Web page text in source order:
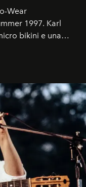
Wear
1997. Karl
bikini e una
Trent'anni dopo,
che abbiamo.